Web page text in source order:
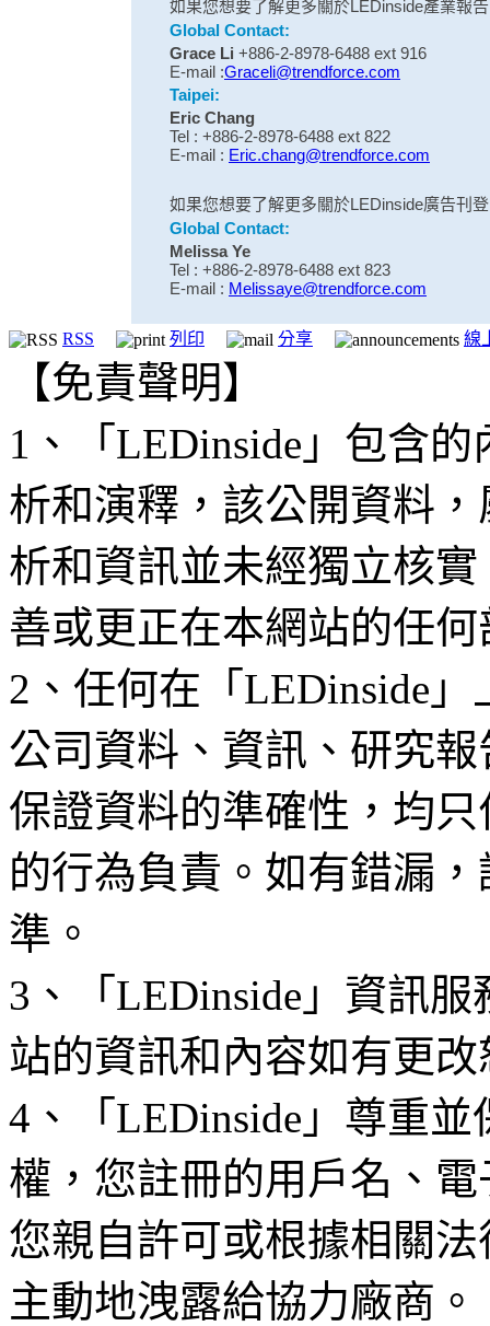
如果您想要了解更多關於LEDinside產業報
Global Contact:
Grace Li +886-2-8978-6488 ext 916
E-mail :Graceli@trendforce.com
Taipei:
Eric Chang
Tel : +886-2-8978-6488 ext 822
E-mail : Eric.chang@trendforce.com
如果您想要了解更多關於LEDinside廣告刊
Global Contact:
Melissa Ye
Tel : +886-2-8978-6488 ext 823
E-mail : Melissaye@trendforce.com
RSS 列印 分享 線
【免責聲明】
1、「LEDinside」包含
析和演釋，該公開資料
析和資訊並未經獨立核
善或更正在本網站的任
2、任何在「LEDinside
公司資料、資訊、研究
保證資料的準確性，均
的行為負責。如有錯漏
準。
3、「LEDinside」資訊
站的資訊和內容如有更
4、「LEDinside」尊重
權，您註冊的用戶名、
您親自許可或根據相關
主動地洩露給協力廠商。